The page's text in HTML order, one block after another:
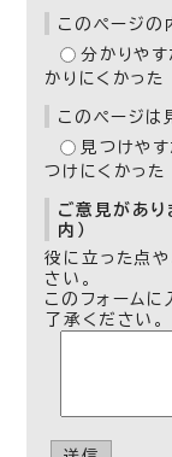
このページの
分かりやす
かりにくかった
このページは
見つけやす
つけにくかった
ご意見があり
内）
役に立った点や
さい。
このフォーム
了承ください。